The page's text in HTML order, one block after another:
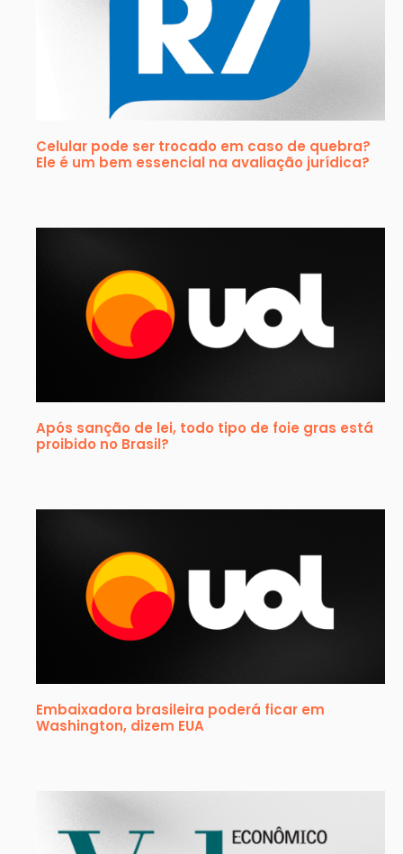
Celular pode ser trocado em caso de quebra?
Ele é um bem essencial na avaliação jurídica?
Após sanção de lei, todo tipo de foie gras está
proibido no Brasil?
Embaixadora brasileira poderá ficar em
Washington, dizem EUA